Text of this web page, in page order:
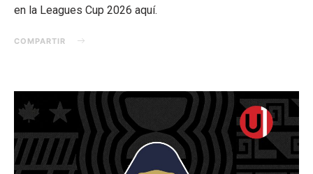
en la Leagues Cup 2026 aquí.
COMPARTIR